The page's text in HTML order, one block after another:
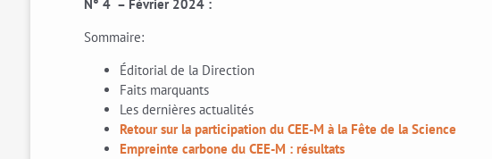
N° 4 – Février 2024 :
Sommaire:
Éditorial de la Direction
Faits marquants
Les dernières actualités
Retour sur la participation du CEE-M à la Fête de la Science
Empreinte carbone du CEE-M : résultats